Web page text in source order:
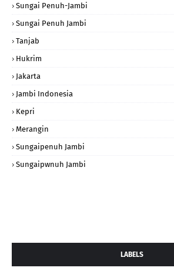
Sungai Penuh-Jambi
Sungai Penuh Jambi
Tanjab
Hukrim
Jakarta
Jambi Indonesia
Kepri
Merangin
Sungaipenuh Jambi
Sungaipwnuh Jambi
LABELS